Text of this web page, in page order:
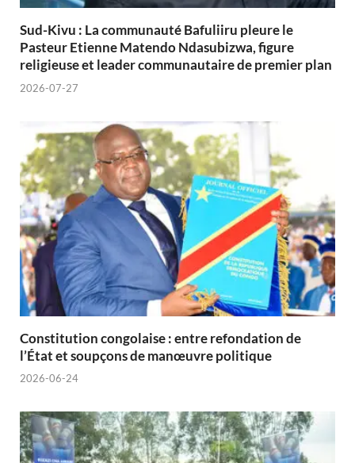
Sud-Kivu : La communauté Bafuliiru pleure le
Pasteur Etienne Matendo Ndasubizwa, figure
religieuse et leader communautaire de premier plan
2026-07-27
Constitution congolaise : entre refondation de
l’État et soupçons de manœuvre politique
2026-06-24